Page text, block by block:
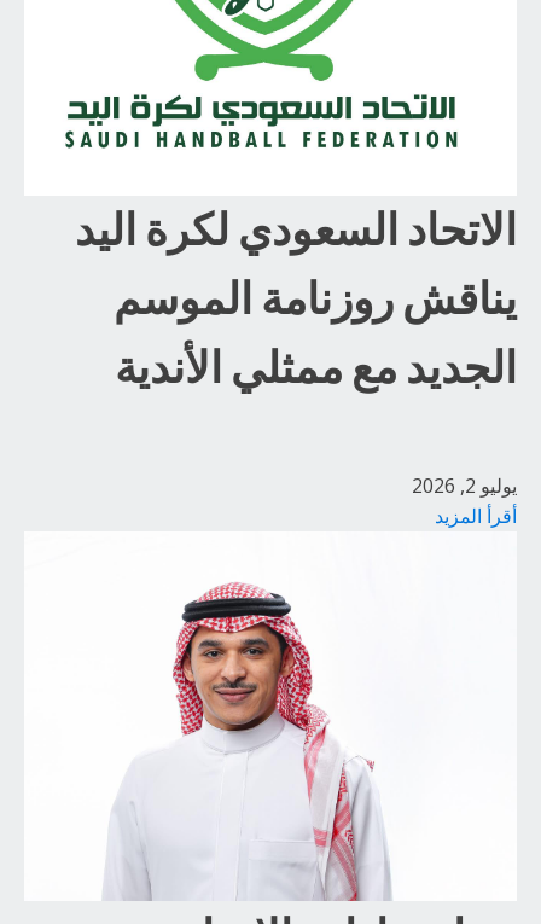
الاتحاد السعودي لكرة اليد
يناقش روزنامة الموسم
الجديد مع ممثلي الأندية
يوليو 2, 2026
أقرأ المزيد